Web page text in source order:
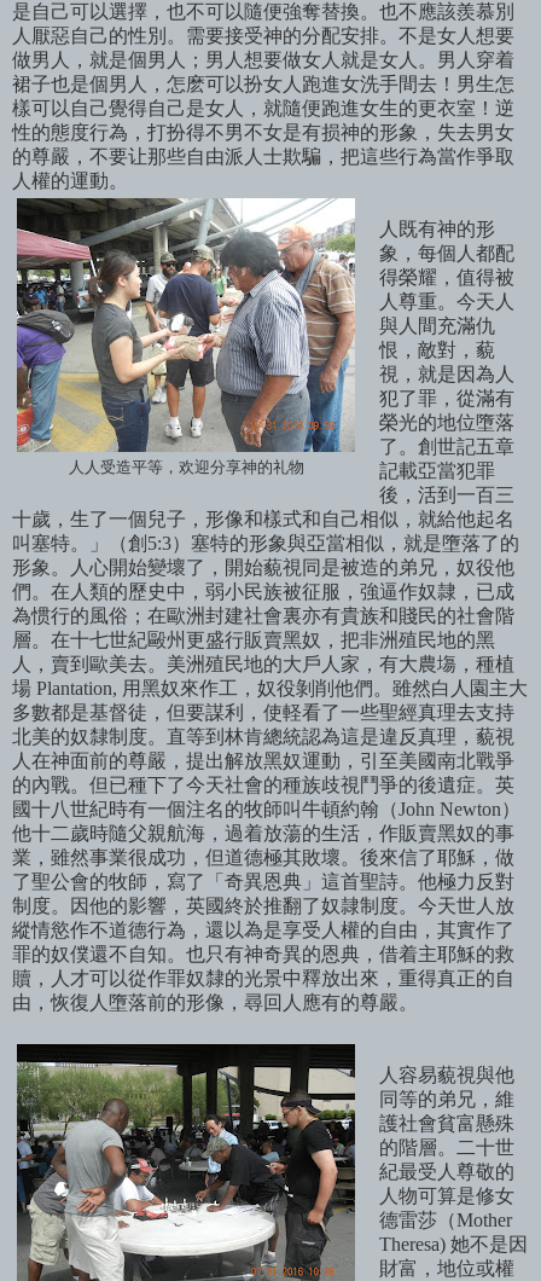
是自己可以選擇，也不可以隨便強奪替換。也不應該羨慕別
人厭惡自己的性別。需要接受神的分配安排。不是女人想要
做男人，就是個男人；男人想要做女人就是女人。男人穿着
裙子也是個男人，怎麽可以扮女人跑進女洗手間去！男生怎
樣可以自己覺得自己是女人，就隨便跑進女生的更衣室！逆
性的態度行為，打扮得不男不女是有损神的形象，失去男女
的尊嚴，不要让那些自由派人士欺騙，把這些行為當作爭取
人權的運動。
人人受造平等，欢迎分享神的礼物
人既有神的形
象，每個人都配
得榮耀， 值得被
人尊重。今天人
與人間充滿仇
恨，敵對，藐
視，就是因為人
犯了罪，從滿有
榮光的地位墮落
了。創世記五章
記載亞當犯罪
後，活到一百三
十歲，生了一個兒子，形像和樣式和自己相似，就給他起名
叫塞特。」（創5:3）塞特的形象與亞當相似，就是墮落了的
形象。
人心開始變壞了，開始藐視同是被造的弟兄，奴役他
們。在人類的歷史中，弱小民族被征服，強逼作奴隷，已成
為惯行的風俗；在歐洲封建社會裏亦有貴族和賤民的社會階
層。在十七世紀毆州更盛行販賣黑奴，把非洲殖民地的黑
人，賣到歐美去。美洲殖民地的大 戶人家，有大農塲，種植
場 Plantation, 用黑奴來作工，奴役剝削他們。雖然白人園主大
多數都是基督徒，但要謀利，使軽看了一些聖經真理去支持
北美的奴隸制度。直等到林肯總統認為這是違反真理，藐視
人在神面前的尊嚴，提出解放黑奴運動，引至美國南北戰爭
的內戰。但已種下了今天社會的種族歧視鬥爭的後遺症。英
國十八世紀時有一個注名的牧師叫牛頓約翰（John Newton）
他十二歲時隨父親航海，過着放蕩的生活，作販賣黑奴的事
業，雖然事業很成功，但道德極其敗壞。後來信了耶穌，做
了聖公會的牧師，寫了「奇異恩典」這首聖詩。他極力反對
制度。因他的影響，英國終於推翻了奴隷制度。今天世人放
縱情慾作不道德行為，還以為是享受人權的自由，其實作了
罪的奴僕還不自知。也只有神奇異的恩典，借着主耶穌的救
贖，人才可以從作罪奴隸的光景中釋放出來，重得真正的自
由，恢復人墮落前的形像，尋回人應有的尊嚴。
人 容易藐視與他
同等的弟兄，維
護社會貧富懸殊
的階層。二十世
紀最受人尊敬的
人物可算是修女
德雷莎（Mother
Theresa) 她不是因
財富，地位或權